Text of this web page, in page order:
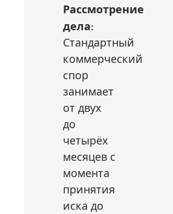
Рассмотрение
дела:
Стандартный
коммерческий
спор
занимает
от двух
до
четырёх
месяцев с
момента
принятия
иска до